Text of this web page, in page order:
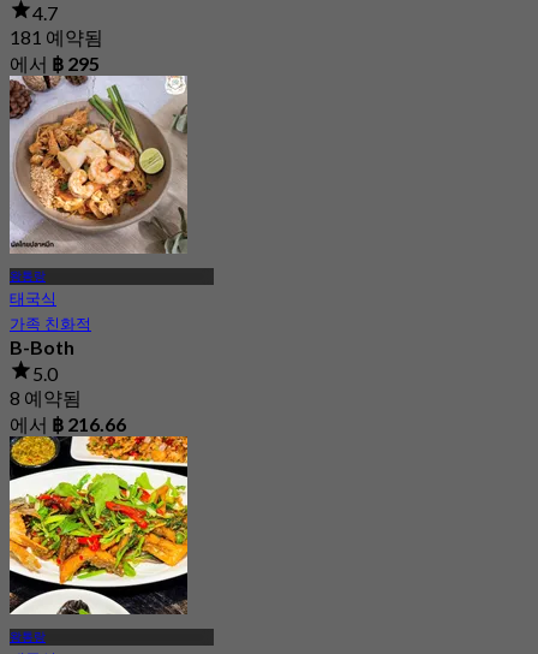
4.7
181 예약됨
에서 ฿ 295
왕통랑
태국식
가족 친화적
B-Both
5.0
8 예약됨
에서 ฿ 216.66
왕통랑